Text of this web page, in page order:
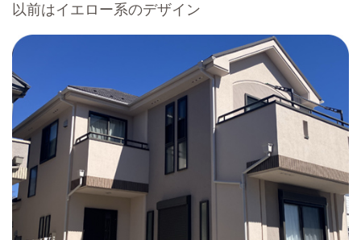
以前はイエロー系のデザイン